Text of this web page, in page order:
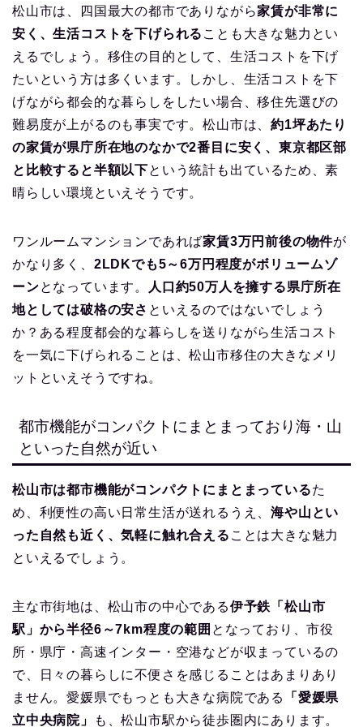
松山市は、四国最大の都市でありながら家賃が非常に
安く、生活コストを下げられる ことも大きな魅力とい
えるでしょう。移住の目的として、生活コストを下げ
たいという方は多くいます。しかし、生活コストを下
げながら都会的な暮らしをしたい場合、移住先選びの
難易度が上がるのも事実です。松山市は、約1坪あたり
の家賃が県庁所在地のなかで2番目に安く、東京都区部
と比較すると半額以下という統計も出ているため、素
晴らしい環境といえそうです。
ワンルームマンションであれば家賃3万円前後の物件が
かなり多く、 2LDKでも5～6万円程度がボリュームゾ
ーンとなっています。
人口約50万人を擁する県庁所在
地としては破格の安さ といえるのではないでしょう
か？ある程度都会的な暮らしを送りながら生活コスト
を一気に下げられることは、松山市移住の大きなメリ
ットといえそうですね。
都市機能がコンパクトにまとまっており海・山
といった自然が近い
松山市は都市機能がコンパクトにまとまっているた
め、利便性の高い日常生活が送れるうえ、海や山とい
った自然も近く、気軽に触れ合える ことは大きな魅力
といえるでしょう。
主な市街地は、松山市の中心である伊予鉄「松山市
駅」から半径6～7km程度の範囲 となっており、市役
所・県庁・高速インター・空港などが収まっているの
で、日々の暮らしに不便さを感じることはあまりあり
ません。愛媛県でもっとも大きな病院である
「愛媛県
立中央病院」
も、松山市駅から徒歩圏内にあります。